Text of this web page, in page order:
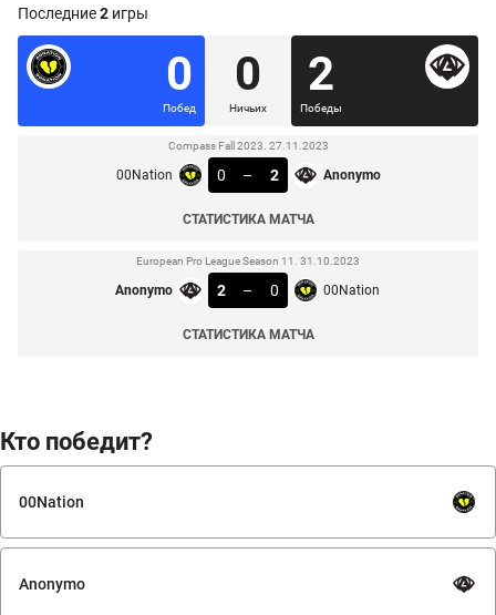
Кто победит?
00Nation
Anonymo
Последние2 игры
0
Побед
0
Ничьих
2
Победы
Compass Fall 2023. 27.11.2023
00Nation 0 – 2 Anonymo
СТАТИСТИКА МАТЧА
European Pro League Season 11. 31.10.2023
Anonymo 2 – 0 00Nation
СТАТИСТИКА МАТЧА